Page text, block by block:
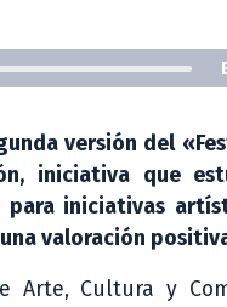
versión del
iniciativa que
iniciativas
valoración
Cultura y